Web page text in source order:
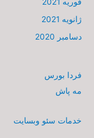
ژانویه 2021
دسامبر 2020
فردا بورس
مه پاش
خدمات سئو وبسایت